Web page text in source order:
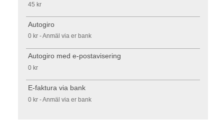
45 kr
Autogiro
0 kr - Anmäl via er bank
Autogiro med e-postavisering
0 kr
E-faktura via bank
0 kr - Anmäl via er bank